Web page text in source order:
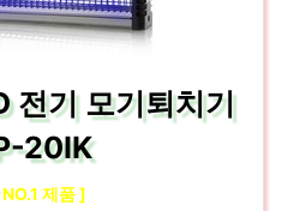
전기 모기퇴치기
20IK
NO.1 제품 ]